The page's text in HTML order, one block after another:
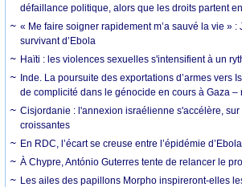
défaillance politique, alors que les droits partent
« Me faire soigner rapidement m’a sauvé la vie » :
survivant d’Ebola
Haïti : les violences sexuelles s'intensifient à un
Inde. La poursuite des exportations d’armes vers
de complicité dans le génocide en cours à Gaza –
Cisjordanie : l'annexion israélienne s'accélère,
croissantes
En RDC, l’écart se creuse entre l’épidémie
À Chypre, António Guterres tente de relancer le
Les ailes des papillons Morpho inspireront-elles